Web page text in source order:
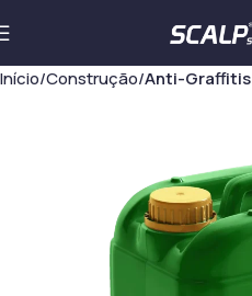
Início Construção Anti-Graffitis